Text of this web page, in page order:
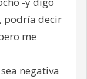
podría decir
me
negativa